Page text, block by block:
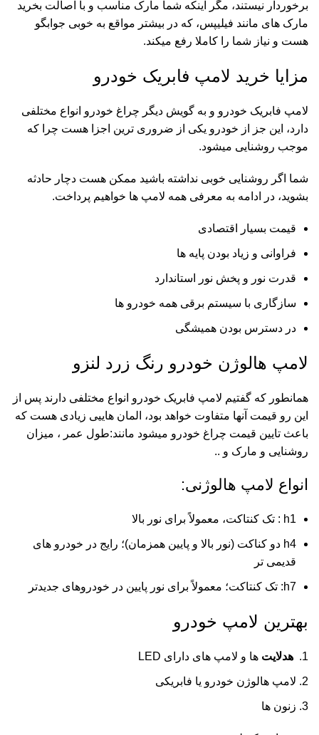
برخوردار نیستند، مگر اینکه شما مارک مناسب و با اصالت بخرید
مارک های مانند فیلیپس، که در بیشتر مواقع به خوبی جوابگو
هست و نیاز شما را کاملا رفع میکند.
مزایا خرید لامپ فابریک خودرو
لامپ فابریک خودرو و به گویش دیگر چراغ خودرو انواع مختلفی
دارد، این جز از خودرو یکی از ضروری ترین اجزا هست چرا که
موجب روشنایی میشود.
شما اگر روشنایی خوبی نداشته باشید ممکن هست دچار حادثه
بشوید، در ادامه به معرفی همه لامپ ها خواهیم پرداخت.
قیمت بسیار اقتصادی
فراوانی و زیاد بودن پایه ها
قدرت نور و پخش نور استاندارد
سازگاری با سیستم برقی همه خودرو ها
در دسترس بودن همیشگی
لامپ هالوژن خودرو رنگ زرد لنزو
همانطور که گفتیم لامپ فابریک خودرو انواع مختلفی دارند پس از
این رو قیمت آنها متفاوت خواهد بود، المان هاییی زیادی هست که
باعث تایین قیمت چراغ خودرو میشود مانند:طول عمر ، میزان
روشنایی و مارک و ..
انواع لامپ هالوژنی:
h1 : تک‌ کنتاکت، معمولاً برای نور بالا
h4 دو کناکت (نور بالا و پایین همزمان)؛ رایج در خودرو های
قدیمی‌ تر
h7: تک‌ کنتاکت؛ معمولاً برای نور پایین در خودروهای جدیدتر
بهترین لامپ خودرو
هدلایت ها و لامپ های دارای LED
لامپ هالوژن خودرو یا فابریکی
زنون ها